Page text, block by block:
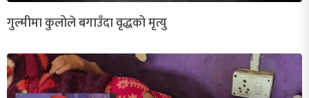
गुल्मीमा कुलोले बगाउँदा वृद्धको मृत्यु